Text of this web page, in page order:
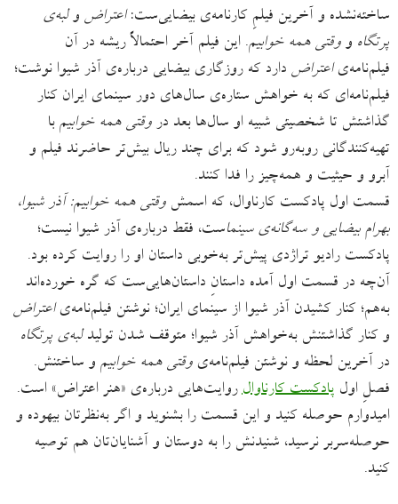
ساخته‌نشده و آخرین فیلمِ کارنامه‌ی بیضایی‌ست:اعتراض ولبه‌ی
پرتگاه ووقتی همه خوابیم. این فیلم آخر احتمالاً ریشه در آن
فیلم‌نامه‌یاعتراض دارد که روزگاری بیضایی درباره‌ی آذر شیوا نوشت؛
فیلم‌نامه‌ای که به خواهش ستاره‌ی سال‌های دور سینمای ایران کنار
گذاشتش تا شخصیتی شبیه او سال‌ها بعد دروقتی همه خوابیم با
تهیه‌کنندگانی روبه‌رو شود که برای چند ریال بیش‌تر حاضرند فیلم و
آبرو و حیثیت و همه‌چیز را فدا کنند.
قسمت اول پادکست کارناوال، که اسمشوقتی همه خوابیم: آذر شیوا،
بهرام بیضایی و سه‌گانه‌ی سینماست، فقط درباره‌ی آذر شیوا نیست؛
پادکست رادیو تراژدی پیش‌تر به‌خوبی داستان او را روایت کرده بود.
آن‌چه در قسمت اول آمده داستانِ داستان‌هایی‌ست که گره خورده‌اند
به‌هم؛ کنار کشیدن آذر شیوا از سینمای ایران؛ نوشتن فیلم‌نامه‌یاعتراض
و کنار گذاشتنش به‌خواهش آذر شیوا؛ متوقف شدن تولیدلبه‌ی پرتگاه
در آخرین لحظه و نوشتن فیلم‌نامه‌یوقتی همه خوابیم و ساختنش.
فصلِ اول پادکست کارناوال روایت‌هایی درباره‌ی «هنر اعتراض» است.
امیدوارم حوصله کنید و این قسمت را بشنوید و اگر به‌نظرتان بیهوده و
حوصله‌سربر نرسید، شنیدنش را به دوستان و آشنایان‌تان هم توصیه
کنید.